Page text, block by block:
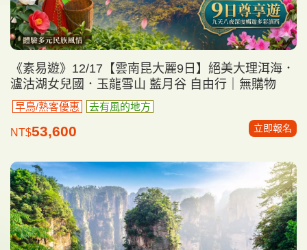
《素易遊》12/17【雲南昆大麗9日】絕美大理洱海．
瀘沽湖女兒國．玉龍雪山 藍月谷 自由行｜無購物
早鳥/熟客優惠 去有風的地方
NT$53,600 立即報名